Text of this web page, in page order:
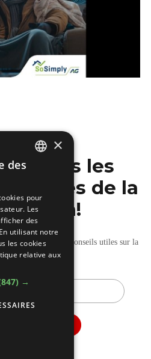
pas les
de la
pleines de conseils utiles sur la
et la rénovation.
×
des
pour
Les
des
utilisant notre
les cookies
relative aux
→